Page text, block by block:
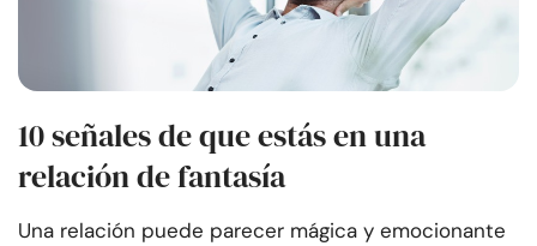
10 señales de que estás en una
relación de fantasía
Una relación puede parecer mágica y emocionante